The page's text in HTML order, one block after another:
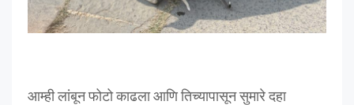
आम्हीलांबूनफोटोकाढलाआणितिच्यापासूनसुमारेदहा